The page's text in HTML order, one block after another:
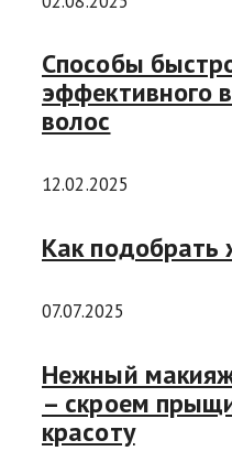
Способы
эффективного
волос
12.02.2025
Как подобрать
07.07.2025
Нежный
– скроем
красоту